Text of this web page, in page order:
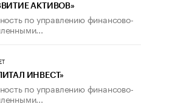
АКТИВОВ»
по управлению финансово-
ИНВЕСТ»
по управлению финансово-